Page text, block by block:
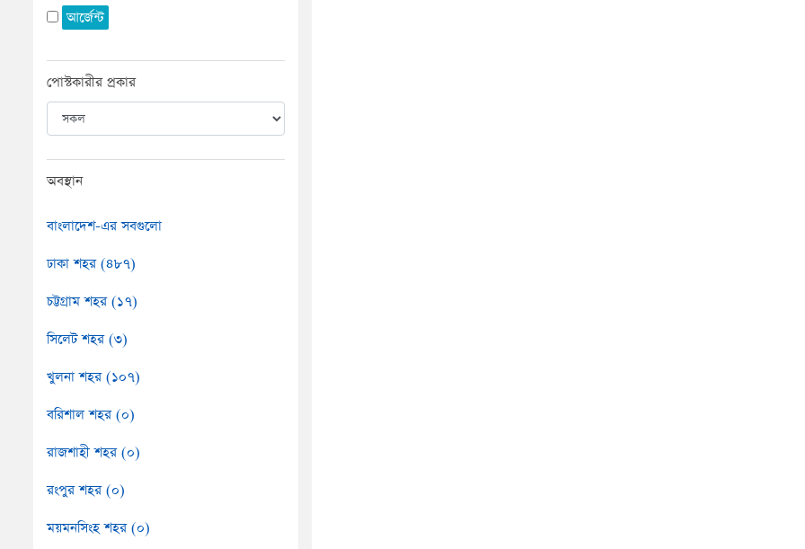
আর্জেন্ট
পোস্টকারীর প্রকার
অবস্থান
বাংলাদেশ-এর সবগুলো
ঢাকা শহর (৪৮৭)
চট্টগ্রাম শহর (১৭)
সিলেট শহর (৩)
খুলনা শহর (১০৭)
বরিশাল শহর (০)
রাজশাহী শহর (০)
রংপুর শহর (০)
ময়মনসিংহ শহর (০)